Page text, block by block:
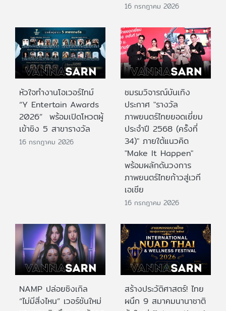
16 กรกฎาคม 2026
หัวใจทำงานโอเวอร์ไทม์
“Y Entertain Awards
2026” พร้อมเปิดโหวตผู้
เข้าชิง 5 สาขารางวัล
16 กรกฎาคม 2026
ชมรมวิจารณ์บันเทิง
ประกาศ "รางวัล
ภาพยนตร์ไทยยอดเยี่ยม
ประจําปี 2568 (ครั้งที่
34)" ภายใต้แนวคิด
"Make It Happen"
พร้อมผลักดันวงการ
ภาพยนตร์ไทยก้าวสู่เวที
เอเชีย
16 กรกฎาคม 2026
NAMP ปล่อยซิงเกิล
“ไม่มีสิ่งไหน” เวอร์ชันใหม่
สร้างประวัติศาสตร์! ไทย
ผนึก 9 สมาคมนานาชาติ